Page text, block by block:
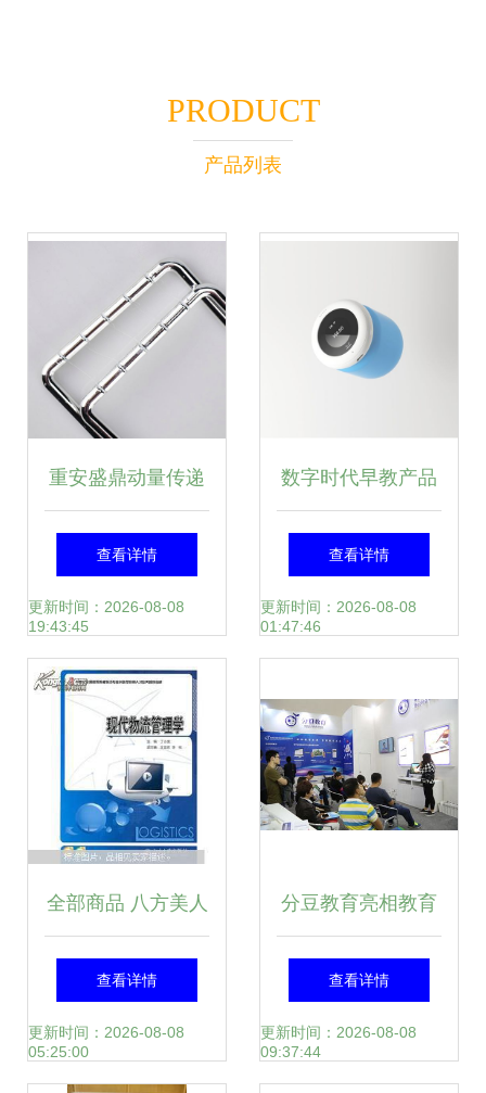
PRODUCT
产品列表
重安盛鼎动量传递
演示器 碰撞球牛顿
摆的教学价值与操
作指南
查看详情
更新时间：2026-08-08
19:43:45
数字时代早教产品
交互创新的解困与
回归
查看详情
更新时间：2026-08-08
01:47:46
全部商品 八方美人
的书摊 孔夫子旧书
网
查看详情
更新时间：2026-08-08
05:25:00
分豆教育亮相教育
装备展 全线产品大
曝光与教学演示用
查看详情
更新时间：2026-08-08
09:37:44